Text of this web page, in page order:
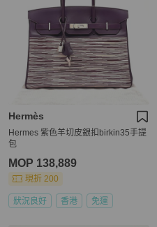
Hermès
Hermes 紫色羊切皮銀扣birkin35手提
包
MOP 138,889
現折 200
狀況良好 香港 免運